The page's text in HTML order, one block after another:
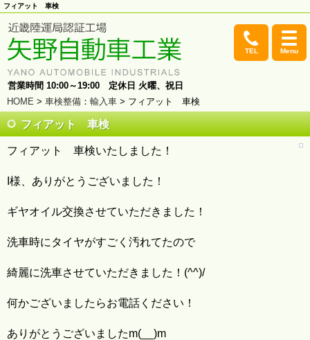
フィアット 車検
TEL Menu
営業時間 10:00～19:00 定休日 火曜、祝日
HOME > 車検整備 ： 輸入車 > フィアット 車検
フィアット 車検
フィアット 車検いたしました！
I様、ありがとうございました！
ギヤオイル交換させていただきました！
洗車時にタイヤがすごく汚れてたので
綺麗に洗車させていただきました！(^^)/
何かございましたらお電話ください！
ありがとうございましたm(__)m